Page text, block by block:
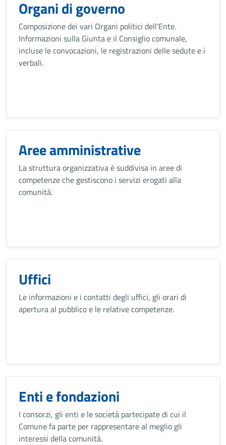
Organi di governo
Composizione dei vari Organi politici dell'Ente.
Informazioni sulla Giunta e il Consiglio comunale,
incluse le convocazioni, le registrazioni delle sedute e i
verbali.
Aree amministrative
La struttura organizzativa è suddivisa in aree di
competenze che gestiscono i servizi erogati alla
comunità.
Uffici
Le informazioni e i contatti degli uffici, gli orari di
apertura al pubblico e le relative competenze.
Enti e fondazioni
I consorzi, gli enti e le società partecipate di cui il
Comune fa parte per rappresentare al meglio gli
interessi della comunità.